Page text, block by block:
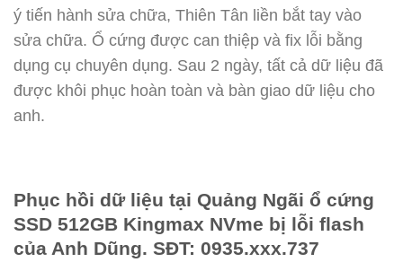
ý tiến hành sửa chữa, Thiên Tân liền bắt tay vào
sửa chữa. Ổ cứng được can thiệp và fix lỗi bằng
dụng cụ chuyên dụng. Sau 2 ngày, tất cả dữ liệu đã
được khôi phục hoàn toàn và bàn giao dữ liệu cho
anh.
Phục hồi dữ liệu tại Quảng Ngãi ổ cứng
SSD 512GB Kingmax NVme bị lỗi flash
của Anh Dũng. SĐT: 0935.xxx.737